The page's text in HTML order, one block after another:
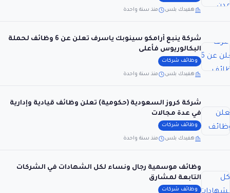
هفيدك بلس منذ سنة واحدة
شركة ينبع أرامكو سينوبك ياسرف تعلن عن 6 وظائف لحملة
البكالوريوس فأعلى
وظائف شركات
هفيدك بلس منذ سنة واحدة
شركة كروز السعودية (حكومية) تعلن وظائف قيادية وإدارية
في عدة مجالات
وظائف شركات
هفيدك بلس منذ سنة واحدة
وظائف موسمية رجال ونساء لكل الشهادات في الشركات
التابعة لمشارق
وظائف شركات